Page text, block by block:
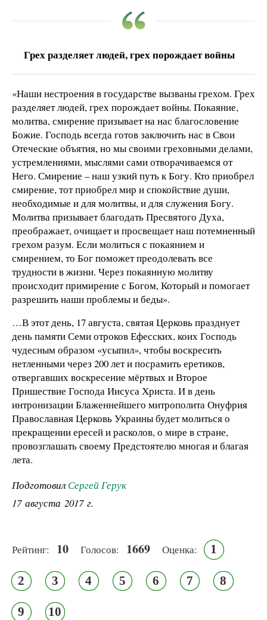
Грех разделяет людей, грех порождает войны
«Наши нестроения в государстве вызваны грехом. Грех
разделяет людей, грех порождает войны. Покаяние,
молитва, смирение призывает на нас благословение
Божие. Господь всегда готов заключить нас в Свои
Отеческие объятия, но мы своими греховными делами,
устремлениями, мыслями сами отворачиваемся от
Него. Смирение – наш узкий путь к Богу. Кто приобрел
смирение, тот приобрел мир и спокойствие души,
необходимые и для молитвы, и для служения Богу.
Молитва призывает благодать Пресвятого Духа,
преображает, очищает и просвещает наш потемненный
грехом разум. Если молиться с покаянием и
смирением, то Бог поможет преодолевать все
трудности в жизни. Через покаянную молитву
происходит примирение с Богом, Который и помогает
разрешить наши проблемы и беды».
…В этот день, 17 августа, святая Церковь празднует
день памяти Семи отроков Ефесских, коих Господь
чудесным образом «усыпил», чтобы воскресить
нетленными через 200 лет и посрамить еретиков,
отвергавших воскресение мёртвых и Второе
Пришествие Господа Иисуса Христа. И в день
интронизации Блаженнейшего митрополита Онуфрия
Православная Церковь Украины будет молиться о
прекращении ересей и расколов, о мире в стране,
провозглашать своему Предстоятелю многая и благая
лета.
Подготовил Сергей Герук
17 августа 2017 г.
Рейтинг: 10 Голосов: 1669 Оценка: 1
2 3 4 5 6 7 8
9 10